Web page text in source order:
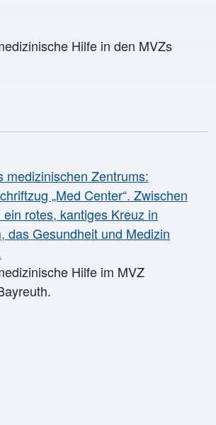
Hilfe in den MVZs
Hilfe im MVZ